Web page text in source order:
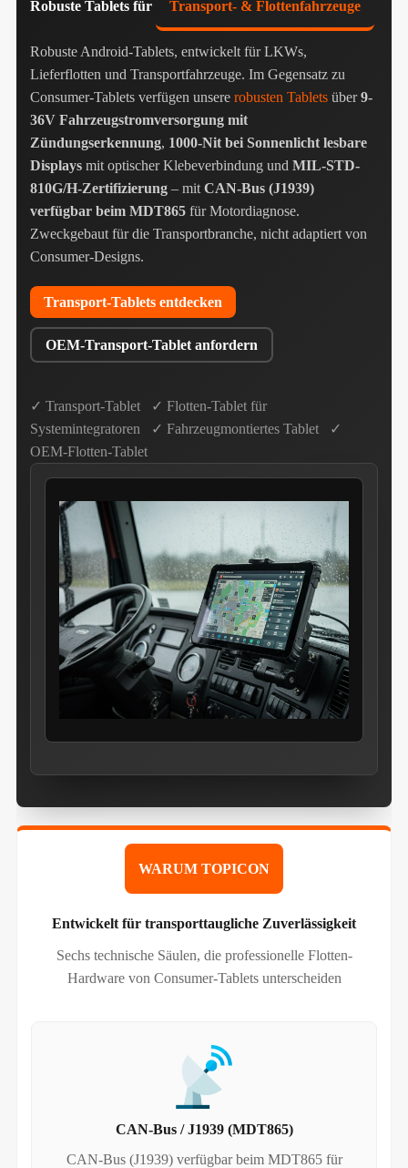
Robuste Tablets für Transport- & Flottenfahrzeuge
Robuste Android-Tablets, entwickelt für LKWs,
Lieferflotten und Transportfahrzeuge. Im Gegensatz zu
Consumer-Tablets verfügen unsere robusten Tabletsüber9-
36V Fahrzeugstromversorgung mit
Zündungserkennung, 1000-Nit bei Sonnenlicht lesbare
Displaysmit optischer Klebeverbindung und MIL-STD-
810G/H-Zertifizierung– mit CAN-Bus (J1939)
verfügbar beim MDT865für Motordiagnose.
Zweckgebaut für die Transportbranche, nicht adaptiert von
Consumer-Designs.
Transport-Tablets entdecken
OEM-Transport-Tablet anfordern
✓ Transport-Tablet ✓ Flotten-Tablet für
Systemintegratoren ✓ Fahrzeugmontiertes Tablet ✓
OEM-Flotten-Tablet
WARUM TOPICON
Entwickelt für transporttaugliche Zuverlässigkeit
Sechs technische Säulen, die professionelle Flotten-
Hardware von Consumer-Tablets unterscheiden
CAN-Bus / J1939 (MDT865)
CAN-Bus (J1939) verfügbar beim MDT865 für